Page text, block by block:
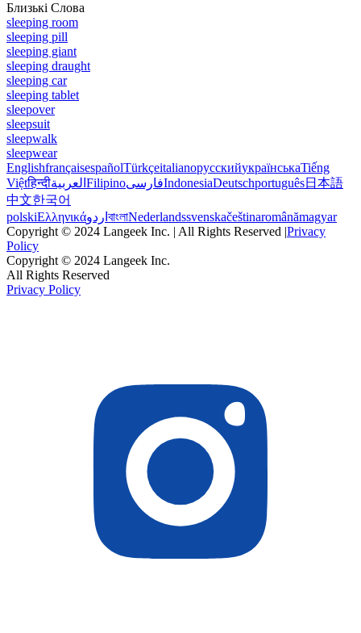
Близькі Слова
sleeping room
sleeping pill
sleeping giant
sleeping draught
sleeping car
sleeping tablet
sleepover
sleepsuit
sleepwalk
sleepwear
EnglishfrançaisespañolTürkçeitalianoрусскийукраїнськаTiếng
Việtहिन्दीالعربية FilipinoفارسیIndonesiaDeutschportuguês日本語
中文한국어
polskiΕλληνικάاردو বাংলাNederlandssvenskačeštinaromânămagyar
Copyright © 2024 Langeek Inc. | All Rights Reserved |Privacy
Policy
Copyright © 2024 Langeek Inc.
All Rights Reserved
Privacy Policy